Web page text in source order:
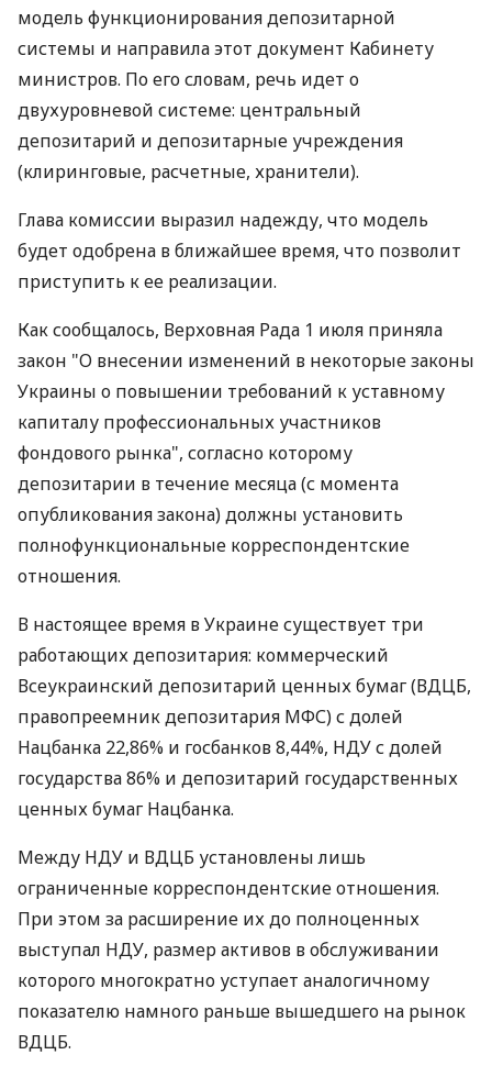
модель функционирования депозитарной
системы и направила этот документ Кабинету
министров. По его словам, речь идет о
двухуровневой системе: центральный
депозитарий и депозитарные учреждения
(клиринговые, расчетные, хранители).
Глава комиссии выразил надежду, что модель
будет одобрена в ближайшее время, что позволит
приступить к ее реализации.
Как сообщалось, Верховная Рада 1 июля приняла
закон "О внесении изменений в некоторые законы
Украины о повышении требований к уставному
капиталу профессиональных участников
фондового рынка", согласно которому
депозитарии в течение месяца (с момента
опубликования закона) должны установить
полнофункциональные корреспондентские
отношения.
В настоящее время в Украине существует три
работающих депозитария: коммерческий
Всеукраинский депозитарий ценных бумаг (ВДЦБ,
правопреемник депозитария МФС) с долей
Нацбанка 22,86% и госбанков 8,44%, НДУ с долей
государства 86% и депозитарий государственных
ценных бумаг Нацбанка.
Между НДУ и ВДЦБ установлены лишь
ограниченные корреспондентские отношения.
При этом за расширение их до полноценных
выступал НДУ, размер активов в обслуживании
которого многократно уступает аналогичному
показателю намного раньше вышедшего на рынок
ВДЦБ.